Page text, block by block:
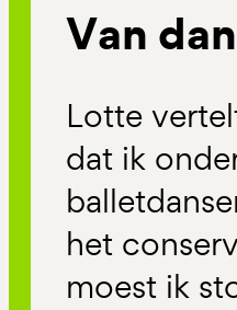
Van
Lotte
dat ik
het
moest ik